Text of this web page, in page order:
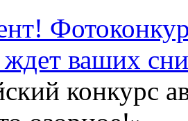
ваших
конкурс